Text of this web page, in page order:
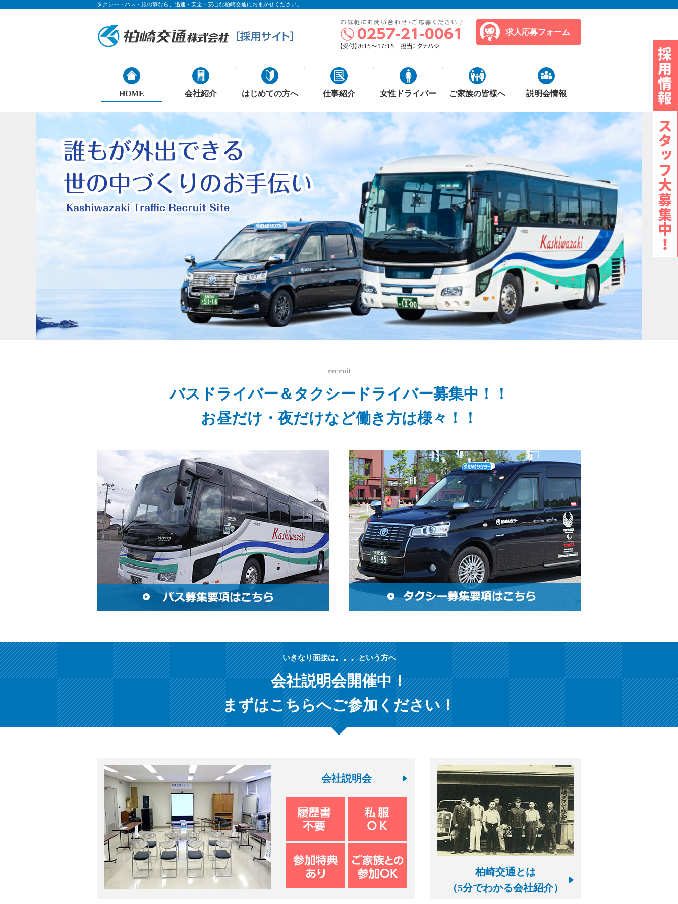
タクシー・バス・旅の事なら、迅速・安全・安心な柏崎交通におまかせください。
求人応募フォーム
HOME 会社紹介 はじめての方へ 仕事紹介 女性ドライバー ご家族の皆様へ 説明会情報
recruit
バスドライバー＆タクシードライバー募集中！！
お昼だけ・夜だけなど働き方は様々！！
いきなり面接は。。。という方へ
会社説明会開催中！
まずはこちらへご参加ください！
会社説明会
柏崎交通とは
（5分でわかる会社紹介）